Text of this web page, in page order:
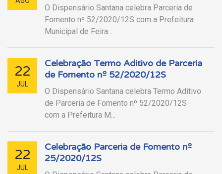
O Dispensário Santana celebra Parceria de
Fomento nº 52/2020/12S com a Prefeitura
Municipal de Feira...
22
JUL
Celebração Termo Aditivo de Parceria
de Fomento nº 52/2020/12S
O Dispensário Santana celebra Termo Aditivo
de Parceria de Fomento nº 52/2020/12S
com a Prefeitura M...
22
JUL
Celebração Parceria de Fomento nº
25/2020/12S